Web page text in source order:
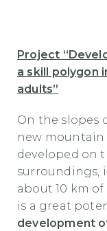
Project
a skill polygon
adults”
On the slopes
new mountain
developed on
surroundings,
about 10 km
is a great
development